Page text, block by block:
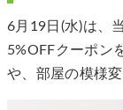
6月19日(水)は、
5%OFFクーポン
や、部屋の模様